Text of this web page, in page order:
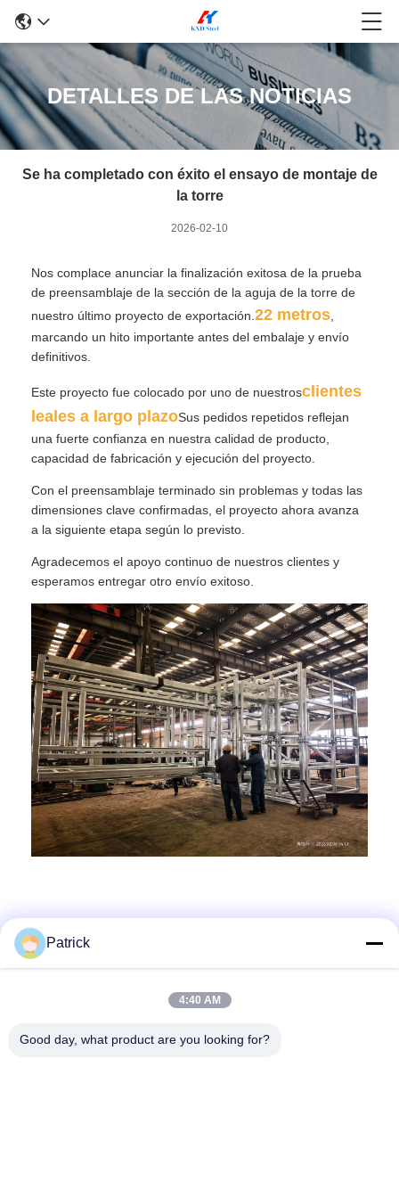
DETALLES DE LAS NOTICIAS
Se ha completado con éxito el ensayo de montaje de
la torre
2026-02-10
Nos complace anunciar la finalización exitosa de la prueba
de preensamblaje de la sección de la aguja de la torre de
nuestro último proyecto de exportación. 22 metros
marcando un hito importante antes del embalaje y envío
definitivos.
Este proyecto fue colocado por uno de nuestrosclientes
leales a largo plazoSus pedidos repetidos reflejan
una fuerte confianza en nuestra calidad de producto,
capacidad de fabricación y ejecución del proyecto.
Con el preensamblaje terminado sin problemas y todas las
dimensiones clave confirmadas, el proyecto ahora avanza
a la siguiente etapa según lo previsto.
Agradecemos el apoyo continuo de nuestros clientes y
esperamos entregar otro envío exitoso.
Dirección
Patrick
4:40 AM
Good day, what product are you looking for?